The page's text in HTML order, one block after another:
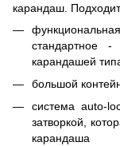
карандаш.
карандашей
большой
система auto-
затворкой,
карандаша